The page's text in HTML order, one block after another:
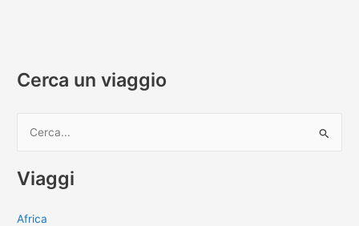
Cerca un viaggio
c
Viaggi
Africa